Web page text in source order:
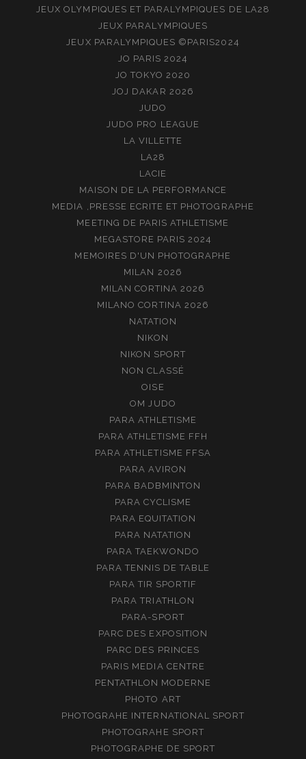
JEUX OLYMPIQUES ET PARALYMPIQUES DE LA28
JEUX PARALYMPIQUES
JEUX PARALYMPIQUES ©PARIS2024
JO PARIS 2024
JO TOKYO 2020
JOJ DAKAR 2026
JUDO
JUDO PRO LEAGUE
LA VILLETTE
LA28
LACIE
MAISON DE LA PERFORMANCE
MEDIA ,PRESSE ECRITE ET PHOTOGRAPHE
MEETING DE PARIS ATHLETISME
MEGASTORE PARIS 2024
MEMOIRES D'UN PHOTOGRAPHE
MILAN 2026
MILAN CORTINA 2026
MILANO CORTINA 2026
NATATION
NIKON
NIKON SPORT
NON CLASSÉ
OISE
OM JUDO
PARA ATHLETISME
PARA ATHLETISME FFH
PARA ATHLETISME FFSA
PARA AVIRON
PARA BADBMINTON
PARA CYCLISME
PARA EQUITATION
PARA NATATION
PARA TAEKWONDO
PARA TENNIS DE TABLE
PARA TIR SPORTIF
PARA TRIATHLON
PARA-SPORT
PARC DES EXPOSITION
PARC DES PRINCES
PARIS MEDIA CENTRE
PENTATHLON MODERNE
PHOTO ART
PHOTOGRAHE INTERNATIONAL SPORT
PHOTOGRAHE SPORT
PHOTOGRAPHE DE SPORT